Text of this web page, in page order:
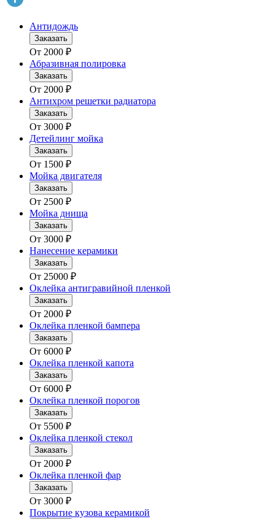
Антидождь
Заказать
От 2000 ₽
Абразивная полировка
Заказать
От 2000 ₽
Антихром решетки радиатора
Заказать
От 3000 ₽
Детейлинг мойка
Заказать
От 1500 ₽
Мойка двигателя
Заказать
От 2500 ₽
Мойка днища
Заказать
От 3000 ₽
Нанесение керамики
Заказать
От 25000 ₽
Оклейка антигравийной пленкой
Заказать
От 2000 ₽
Оклейка пленкой бампера
Заказать
От 6000 ₽
Оклейка пленкой капота
Заказать
От 6000 ₽
Оклейка пленкой порогов
Заказать
От 5500 ₽
Оклейка пленкой стекол
Заказать
От 2000 ₽
Оклейка пленкой фар
Заказать
От 3000 ₽
Покрытие кузова керамикой